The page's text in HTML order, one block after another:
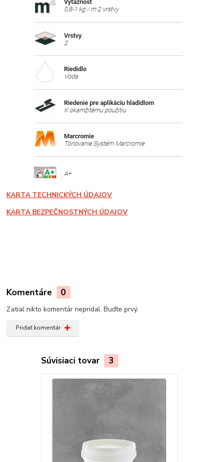
KARTA TECHNICKÝCH ÚDAJOV
KARTA BEZPEČNOSTNÝCH ÚDAJOV
Komentáre 0
Zatial nikto komentár nepridal. Buďte prvý.
Pridať komentár
Súvisiaci tovar 3